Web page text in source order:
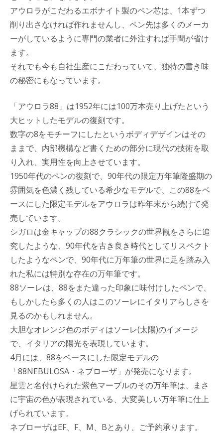
アウロラがこだわるエボナイト製のペン芯は、1本ずつ
削り出さなければ作れませんし、ペン先は多くのメーカ
ーがしているように専門の業者に外注すれば手間が省け
ます。
それでも今も自社生産にこだわっていて、独特の書き味
の秘密にもなっています。
「アウロラ88」は1952年には100万本売り上げたという
大ヒットしたモデルの復刻です。
数字の8をモチーフにしたというボディデザインはその
ままで、内部機構など書くための部分に現代の技術を取
り入れ、実用性を向上させています。
1950年代のペンの復刻で、90年代の限定万年筆隆盛期の
雰囲気を色濃く残している希少なモデルで、この88をベ
ースにした限定モデルをアウロラは昨年末から続けて発
売しています。
シガロは金キャップの88クラシックの世界観をさらに追
究したような、90年代を古き良き時代としてリスペクト
したようなペンで、90年代に万年筆の世界に足を踏み入
れた私には特別な存在の万年筆です。
88ソーレは、88をまた違った印象に味付けしたペンで、
もしかしたら多くの人はこのソーレにイタリアらしさを
見るのかもしれません。
大胆なオレンジ色のボディはソーレ(太陽)のイメージ
で、イタリアの陽光を表現しています。
4月には、88をベースにした限定モデルの
「88NEBULOSA・ネブローザ」が発売になります。
星雲と名付けられた紫色マーブルのその万年筆は、まさ
に宇宙の色が表現されている、大変美しい万年筆に仕上
げられています。
ネブローザはEF、F、M、Bとあり、ご予約承ります。